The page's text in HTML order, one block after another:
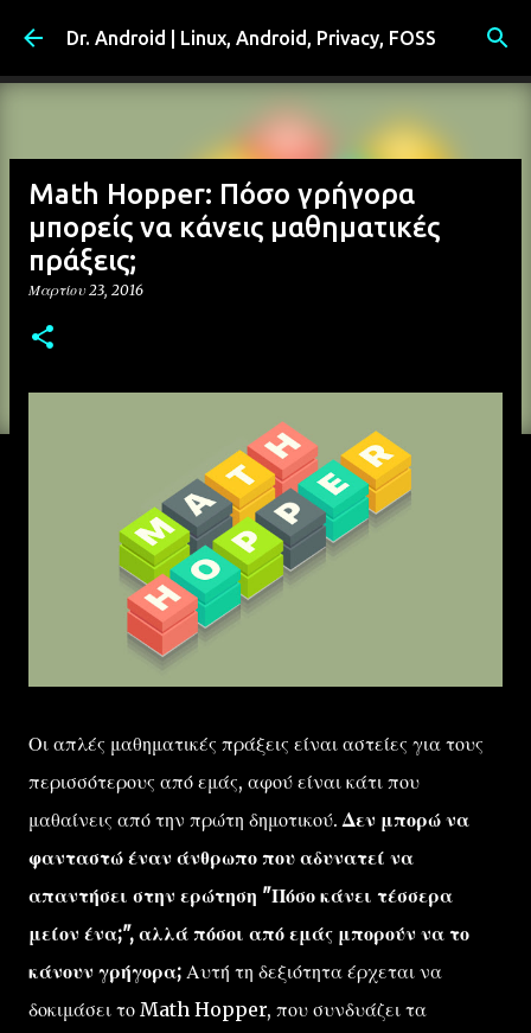
Μετάβαση στο κύριο περιεχόμενο
Dr. Android | Linux, Android, Privacy, FOSS
Math Hopper: Πόσο γρήγορα
μπορείς να κάνεις μαθηματικές
πράξεις;
Μαρτίου 23, 2016
Οι απλές μαθηματικές πράξεις είναι αστείες για τους
περισσότερους από εμάς, αφού είναι κάτι που
μαθαίνεις από την πρώτη δημοτικού. Δεν μπορώ να
φανταστώ έναν άνθρωπο που αδυνατεί να
απαντήσει στην ερώτηση "Πόσο κάνει τέσσερα
μείον ένα;", αλλά πόσοι από εμάς μπορούν να το
κάνουν γρήγορα; Αυτή τη δεξιότητα έρχεται να
δοκιμάσει το Math Hopper, που συνδυάζει τα